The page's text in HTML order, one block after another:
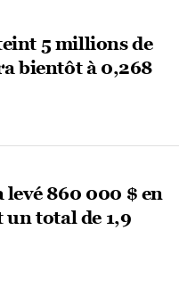
5 millions de
bientôt à 0,268
levé 860 000 $ en
total de 1,9